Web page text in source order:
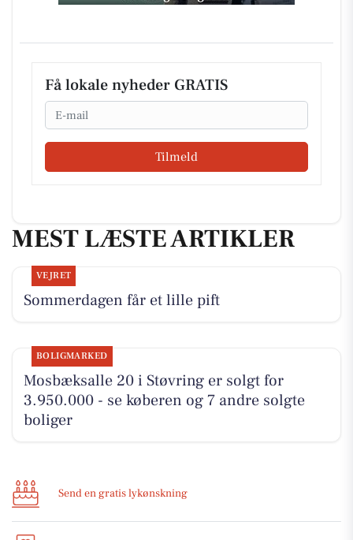
Få lokale nyheder GRATIS
Email
Tilmeld
MEST LÆSTE ARTIKLER
VEJRET
Sommerdagen får et lille pift
BOLIGMARKED
Mosbæksalle 20 i Støvring er solgt for
3.950.000 - se køberen og 7 andre solgte
boliger
Send en gratis lykønskning